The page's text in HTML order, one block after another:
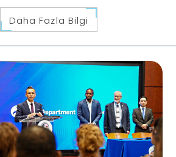
Daha Fazla Bilgi